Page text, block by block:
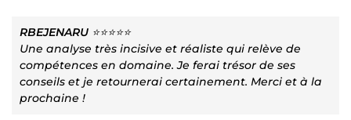
RBEJENARU ⭐⭐⭐⭐⭐
Une analyse très incisive et réaliste qui relève de
compétences en domaine. Je ferai trésor de ses
conseils et je retournerai certainement. Merci et à la
prochaine !